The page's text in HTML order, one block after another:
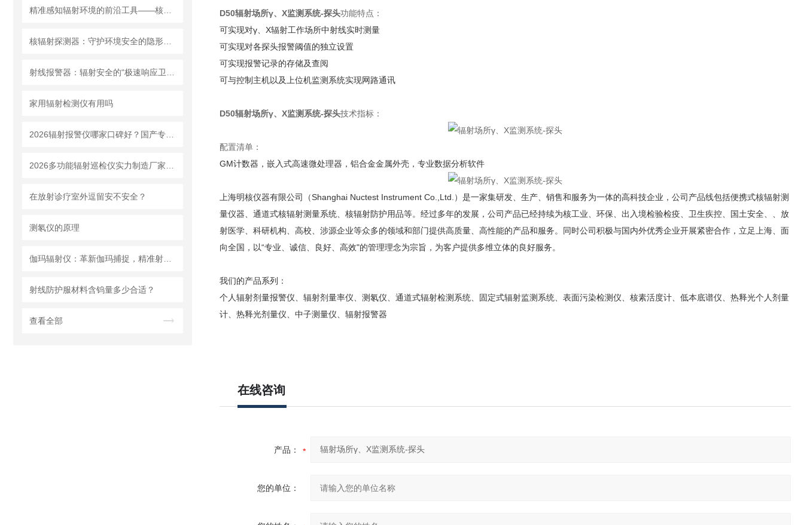
家用辐射检测仪有用吗
在放射诊疗室外逗留安不安全？
测氡仪的原理
射线防护服材料含钨量多少合适？
查看全部
D50辐射场所γ、X监测系统-探头功能特点：
可实现对γ、X辐射工作场所中射线实时测量
可实现对各探头报警阈值的独立设置
可实现报警记录的存储及查阅
可与控制主机以及上位机监测系统实现网路通讯
D50辐射场所γ、X监测系统-探头技术指标：
配置清单：
GM计数器，嵌入式高速微处理器，铝合金金属外壳，专业数据分析软件
上海明核仪器有限公司（Shanghai Nuctest Instrument Co.,Ltd.）是一家集研发、生产、销售和服务为一体的高科技企业，公司产品线包括便携式核辐射测
量仪器、通道式核辐射测量系统、核辐射防护用品等。经过多年的发展，公司产品已经持续为核工业、环保、出入境检验检疫、卫生疾控、国土安全、、放
射医学、科研机构、高校、涉源企业等众多的领域和部门提供高质量、高性能的产品和服务。同时公司积极与国内外优秀企业开展紧密合作，立足上海、面
向全国，以“专业、诚信、良好、高效"的管理理念为宗旨，为客户提供多维立体的良好服务。
我们的产品系列：
个人辐射剂量报警仪、辐射剂量率仪、测氡仪、通道式辐射检测系统、固定式辐射监测系统、表面污染检测仪、核素活度计、低本底谱仪、热释光个人剂量
计、热释光剂量仪、中子测量仪、辐射报警器
在线咨询
产品：
您的单位：